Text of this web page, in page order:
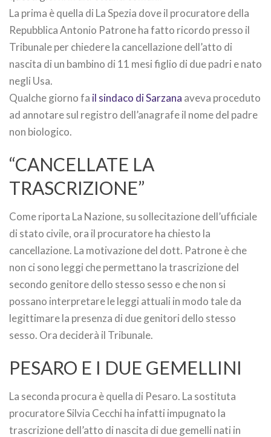
La prima è quella di La Spezia dove il procuratore della
Repubblica Antonio Patrone ha fatto ricordo presso il
Tribunale per chiedere la cancellazione dell’atto di
nascita di un bambino di 11 mesi figlio di due padri e nato
negli Usa.
Qualche giorno fa il sindaco di Sarzana aveva proceduto
ad annotare sul registro dell’anagrafe il nome del padre
non biologico.
“CANCELLATE LA
TRASCRIZIONE”
Come riporta La Nazione, su sollecitazione dell’ufficiale
di stato civile, ora il procuratore ha chiesto la
cancellazione. La motivazione del dott. Patrone è che
non ci sono leggi che permettano la trascrizione del
secondo genitore dello stesso sesso e che non si
possano interpretare le leggi attuali in modo tale da
legittimare la presenza di due genitori dello stesso
sesso. Ora deciderà il Tribunale.
PESARO E I DUE GEMELLINI
La seconda procura è quella di Pesaro. La sostituta
procuratore Silvia Cecchi ha infatti impugnato la
trascrizione dell’atto di nascita di due gemelli nati in